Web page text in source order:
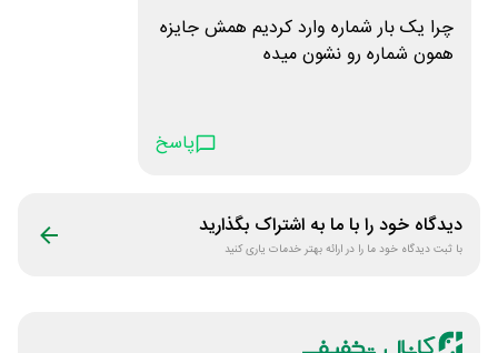
چرا یک بار شماره وارد کردیم همش جایزه
همون شماره رو نشون میده
پاسخ
دیدگاه خود را با ما به اشتراک بگذارید
با ثبت دیدگاه خود ما را در ارائه بهتر خدمات یاری کنید